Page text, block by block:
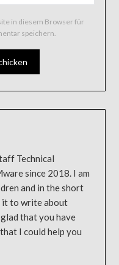
in diesem Browser für
speichern.
Technical
since 2018. I am
and in the short
it to write about
that you have
I could help you